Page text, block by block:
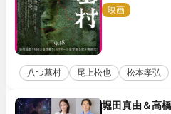
TMG「DOOM
映画
八つ墓村 尾上松也 松本孝弘
堀田真由＆高